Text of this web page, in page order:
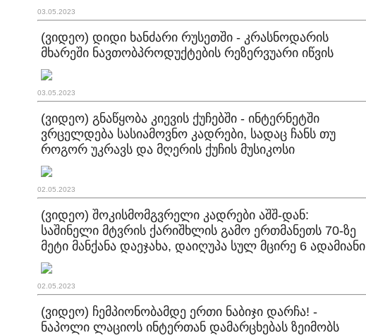
03.05.2023
(ვიდეო) დიდი ხანძარი რუსეთში - კრასნოდარის
მხარეში ნავთობპროდუქტების რეზერვუარი იწვის
03.05.2023
(ვიდეო) გნაწყობა კიევის ქუჩებში - ინტერნეტში
ვრცელდება სასიამოვნო კადრები, სადაც ჩანს თუ
როგორ უკრავს და მღერის ქუჩის მუსიკოსი
02.05.2023
(ვიდეო) შოკისმომგვრელი კადრები აშშ-დან:
საშინელი მტვრის ქარიშხლის გამო ერთმანეთს 70-ზე
მეტი მანქანა დაეჯახა, დაიღუპა სულ მცირე 6 ადამიანი
02.05.2023
(ვიდეო) ჩემპიონობამდე ერთი ნაბიჯი დარჩა! -
ნაპოლი ლაციოს ინტერთან დამარცხებას ზეიმობს